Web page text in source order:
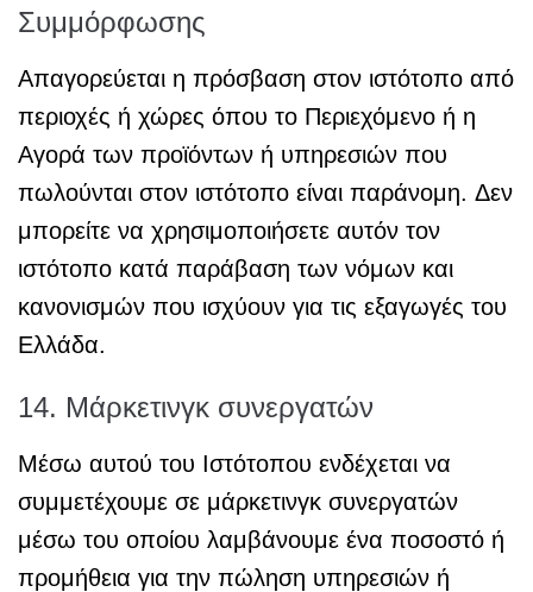
Συμμόρφωσης
Απαγορεύεται η πρόσβαση στον ιστότοπο από
περιοχές ή χώρες όπου το Περιεχόμενο ή η
Αγορά των προϊόντων ή υπηρεσιών που
πωλούνται στον ιστότοπο είναι παράνομη. Δεν
μπορείτε να χρησιμοποιήσετε αυτόν τον
ιστότοπο κατά παράβαση των νόμων και
κανονισμών που ισχύουν για τις εξαγωγές του
Ελλάδα.
14. Μάρκετινγκ συνεργατών
Μέσω αυτού του Ιστότοπου ενδέχεται να
συμμετέχουμε σε μάρκετινγκ συνεργατών
μέσω του οποίου λαμβάνουμε ένα ποσοστό ή
προμήθεια για την πώληση υπηρεσιών ή